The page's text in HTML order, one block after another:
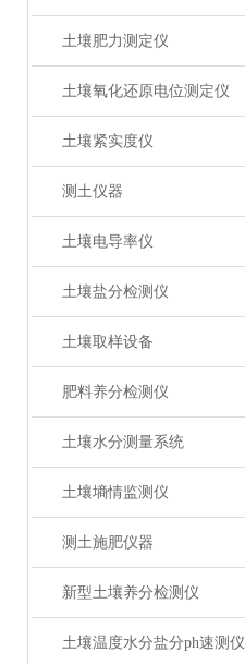
土壤肥力测定仪
土壤氧化还原电位测定仪
土壤紧实度仪
测土仪器
土壤电导率仪
土壤盐分检测仪
土壤取样设备
肥料养分检测仪
土壤水分测量系统
土壤墒情监测仪
测土施肥仪器
新型土壤养分检测仪
土壤温度水分盐分ph速测仪